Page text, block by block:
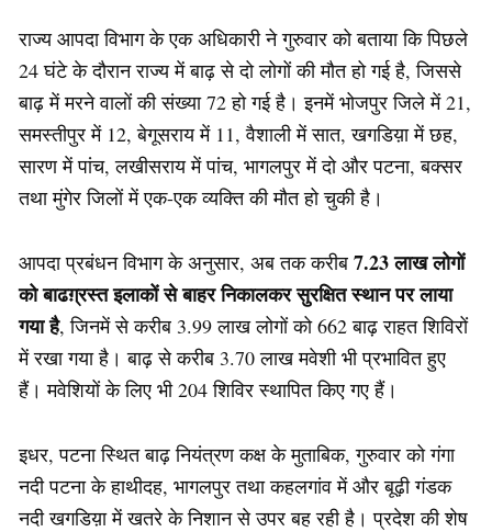
राज्य आपदा विभाग के एक अधिकारी ने गुरुवार को बताया कि पिछले
24 घंटे के दौरान राज्य में बाढ़ से दो लोगों की मौत हो गई है, जिससे
बाढ़ में मरने वालों की संख्या 72 हो गई है। इनमें भोजपुर जिले में 21,
समस्तीपुर में 12, बेगूसराय में 11, वैशाली में सात, खगडिय़ा में छह,
सारण में पांच, लखीसराय में पांच, भागलपुर में दो और पटना, बक्सर
तथा मुंगेर जिलों में एक-एक व्यक्ति की मौत हो चुकी है।
आपदा प्रबंधन विभाग के अनुसार, अब तक करीब 7.23 लाख लोगों
को बाढग़्रस्त इलाकों से बाहर निकालकर सुरक्षित स्थान पर लाया
गया है, जिनमें से करीब 3.99 लाख लोगों को 662 बाढ़ राहत शिविरों
में रखा गया है। बाढ़ से करीब 3.70 लाख मवेशी भी प्रभावित हुए
हैं। मवेशियों के लिए भी 204 शिविर स्थापित किए गए हैं।
इधर, पटना स्थित बाढ़ नियंत्रण कक्ष के मुताबिक, गुरुवार को गंगा
नदी पटना के हाथीदह, भागलपुर तथा कहलगांव में और बूढ़ी गंडक
नदी खगडिय़ा में खतरे के निशान से उपर बह रही है। प्रदेश की शेष